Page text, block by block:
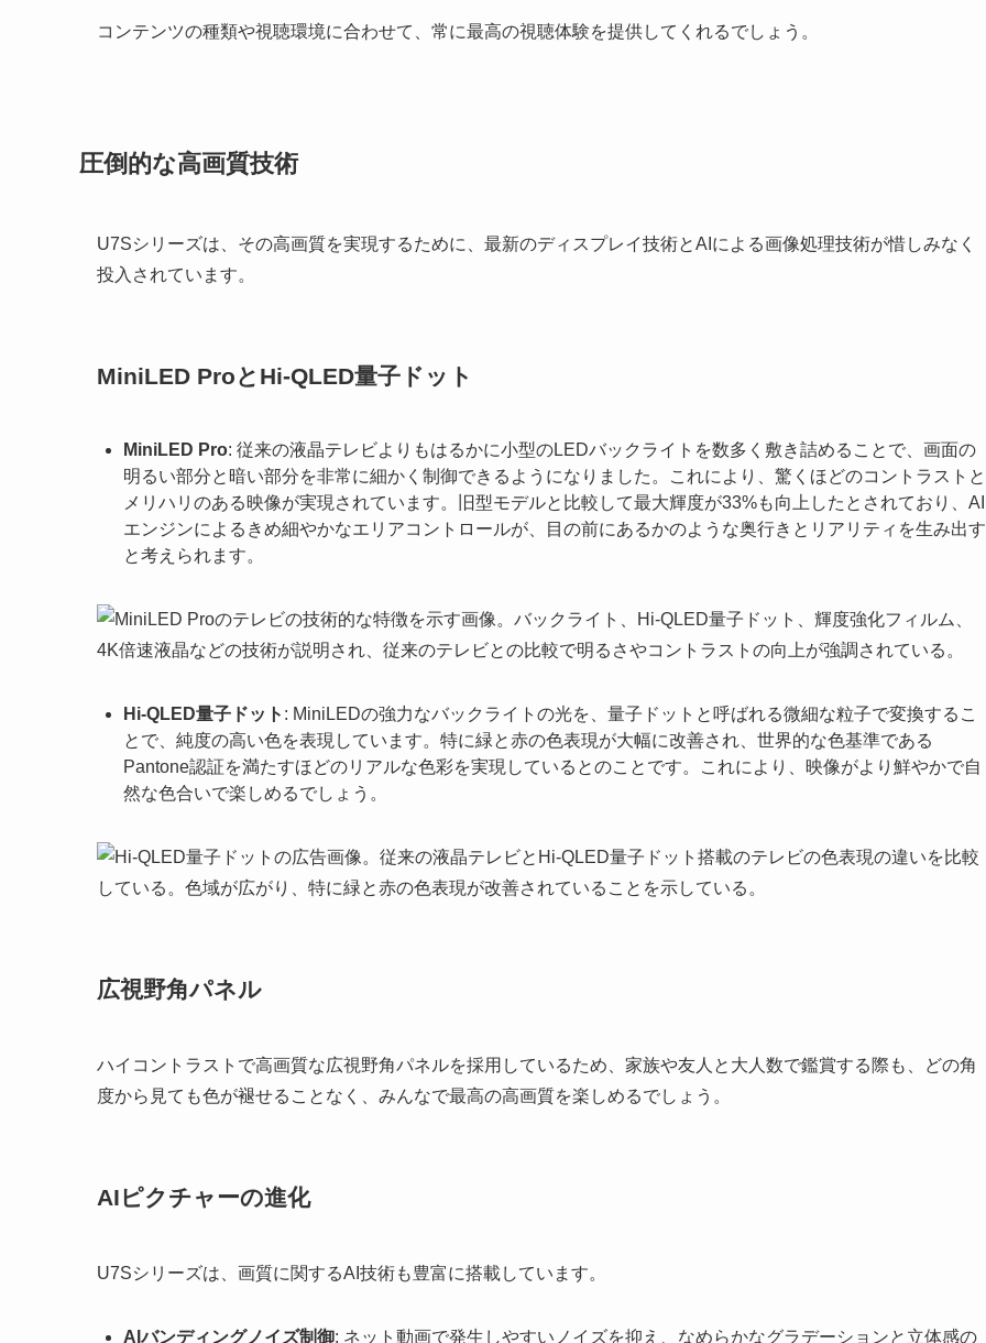
コンテンツの種類や視聴環境に合わせて、常に最高の視聴体験を提供してくれるでしょう。
圧倒的な高画質技術
U7Sシリーズは、その高画質を実現するために、最新のディスプレイ技術とAIによる画像処理技術が惜しみなく
投入されています。
MiniLED ProとHi-QLED量子ドット
MiniLED Pro: 従来の液晶テレビよりもはるかに小型のLEDバックライトを数多く敷き詰めることで、画面の
明るい部分と暗い部分を非常に細かく制御できるようになりました。これにより、驚くほどのコントラストと
メリハリのある映像が実現されています。旧型モデルと比較して最大輝度が33%も向上したとされており、AI
エンジンによるきめ細やかなエリアコントロールが、目の前にあるかのような奥行きとリアリティを生み出す
と考えられます。
Hi-QLED量子ドット : MiniLEDの強力なバックライトの光を、量子ドットと呼ばれる微細な粒子で変換するこ
とで、純度の高い色を表現しています。特に緑と赤の色表現が大幅に改善され、世界的な色基準である
Pantone認証を満たすほどのリアルな色彩を実現しているとのことです。これにより、映像がより鮮やかで自
然な色合いで楽しめるでしょう。
広視野角パネル
ハイコントラストで高画質な広視野角パネルを採用しているため、家族や友人と大人数で鑑賞する際も、どの角
度から見ても色が褪せることなく、みんなで最高の高画質を楽しめるでしょう。
AIピクチャーの進化
U7Sシリーズは、画質に関するAI技術も豊富に搭載しています。
AIバンディングノイズ制御: ネット動画で発生しやすいノイズを抑え、なめらかなグラデーションと立体感の